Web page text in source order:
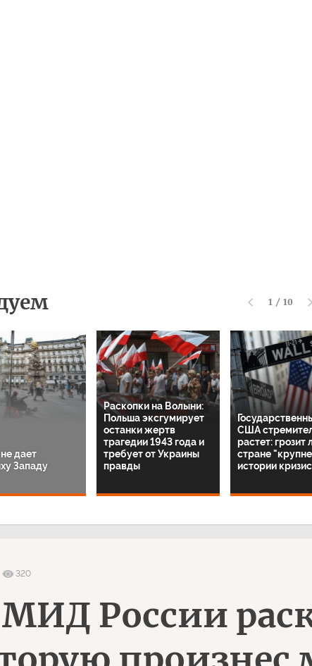
1 / 10
дает
Западу
Раскопки на Волыни:
Польша эксгумирует
останки жертв
трагедии 1943 года и
требует от Украины
правды
США
растет: грозит
стране
истории
320
России